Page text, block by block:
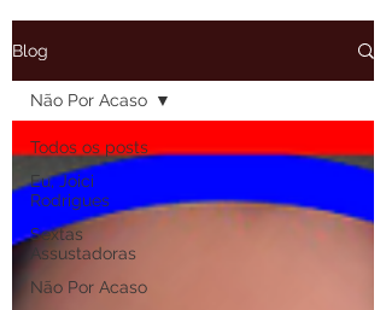
Blog
Todos os posts
Eu, Joici
Rodrigues
Sextas
Assustadoras
Não Por Acaso
Não Por Acaso